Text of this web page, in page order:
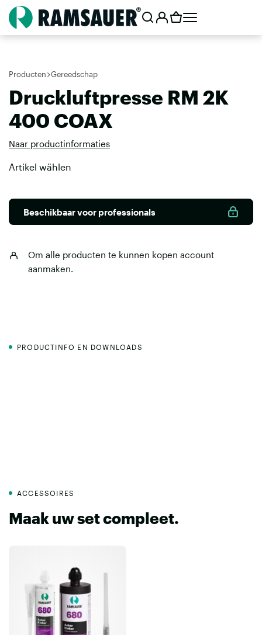
Producten Gereedschap
Druckluftpresse RM 2K
400 COAX
Naar productinformaties
Artikel wählen
Beschikbaar voor professionals
Om alle producten te kunnen kopenaccount
aanmaken
PRODUCTINFO EN DOWNLOADS
ACCESSOIRES
Maak uw set compleet.